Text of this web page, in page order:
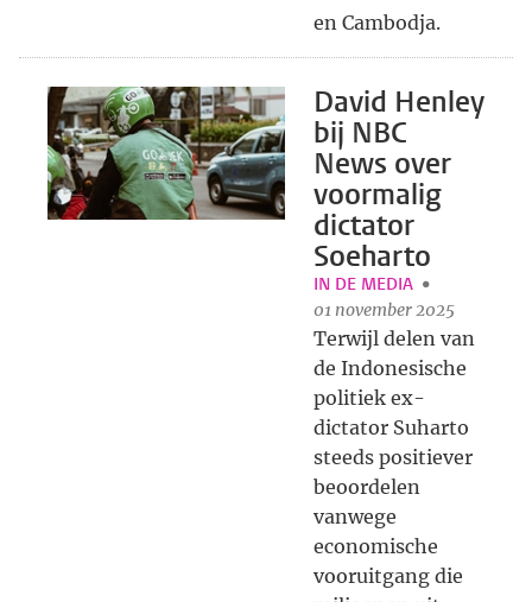
en Cambodja.
David Henley
bij NBC
News over
voormalig
dictator
Soeharto
IN DE MEDIA
01 november 2025
Terwijl delen van
de Indonesische
politiek ex-
dictator Suharto
steeds positiever
beoordelen
vanwege
economische
vooruitgang die